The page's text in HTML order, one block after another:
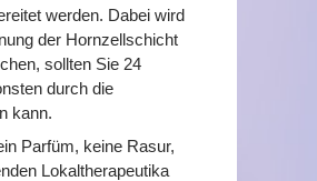
werden. Dabei wird
der Hornzellschicht
sollten Sie 24
durch die
kann.
Parfüm, keine Rasur,
Lokaltherapeutika